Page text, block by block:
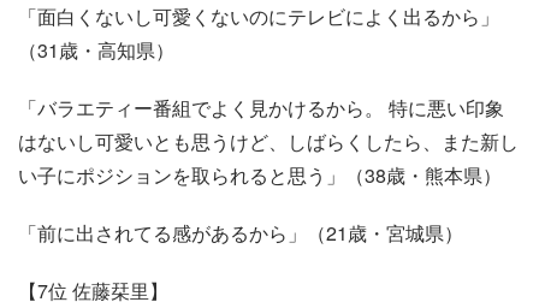
「面白くないし可愛くないのにテレビによく出るから」
（31歳・高知県）
「バラエティー番組でよく見かけるから。 特に悪い印象
はないし可愛いとも思うけど、しばらくしたら、また新し
い子にポジションを取られると思う」（38歳・熊本県）
「前に出されてる感があるから」（21歳・宮城県）
【7位 佐藤栞里】